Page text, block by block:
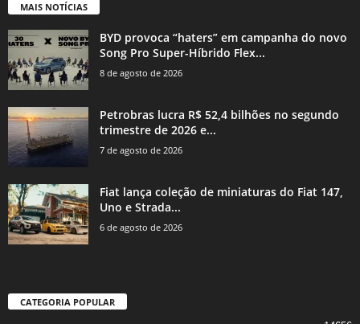
MAIS NOTÍCIAS
BYD provoca “haters” em campanha do novo
Song Pro Super-Híbrido Flex...
8 de agosto de 2026
Petrobras lucra R$ 52,4 bilhões no segundo
trimestre de 2026 e...
7 de agosto de 2026
Fiat lança coleção de miniaturas do Fiat 147,
Uno e Strada...
6 de agosto de 2026
CATEGORIA POPULAR